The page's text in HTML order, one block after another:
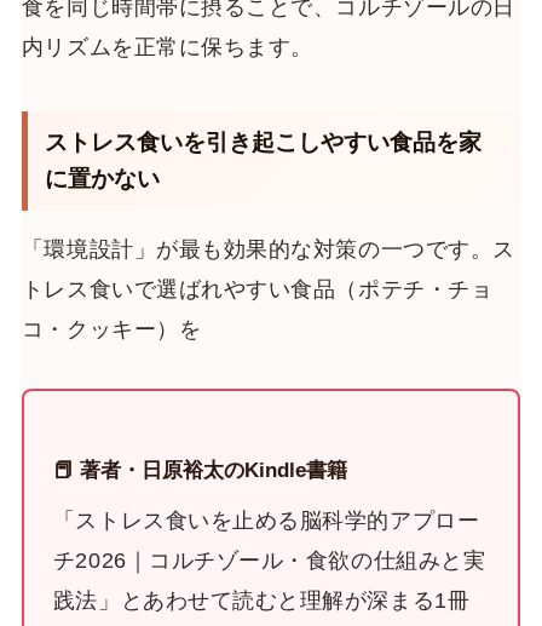
食を同じ時間帯に摂ることで、コルチゾールの日
内リズムを正常に保ちます。
ストレス食いを引き起こしやすい食品を家
に置かない
「環境設計」が最も効果的な対策の一つです。ス
トレス食いで選ばれやすい食品（ポテチ・チョ
コ・クッキー）を
📕 著者・日原裕太のKindle書籍
「ストレス食いを止める脳科学的アプロー
チ2026｜コルチゾール・食欲の仕組みと実
践法」とあわせて読むと理解が深まる1冊